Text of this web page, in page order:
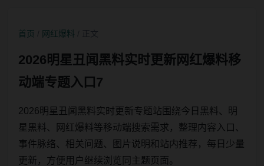
首页 网红爆料
2026明星丑闻黑料实时更新网红爆料移
动端专题入口7
2026明星丑闻黑料实时更新专题站围绕今日黑料、明
星黑料、网红爆料等移动端搜索需求，整理内容入口、
事件脉络、相关问题、图片说明和站内推荐，每日少量
更新，方便用户继续浏览同主题页面。